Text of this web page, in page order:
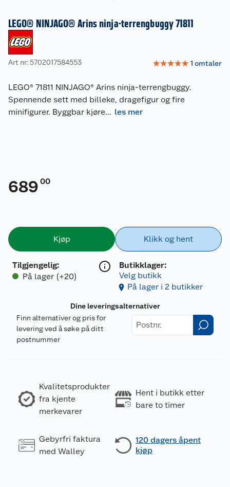
LEGO® NINJAGO® Arins ninja-terrengbuggy 71811
Art nr: 5702017584553 ☆☆☆☆☆ 1 omtaler
LEGO® 71811 NINJAGO® Arins ninja-terrengbuggy.
Spennende sett med billeke, dragefigur og fire
minifigurer. Byggbar kjøre... les mer
689 00
Kjøp
Tilgjengelig:
På lager (+20)
Klikk og hent
Butikklager:
Velg butikk
På lager i 2 butikker
Dine leveringsalternativer
Finn alternativer og pris for
levering ved å søke på ditt
postnummer
Kvalitetsprodukter
fra kjente
merkevarer
Hent i butikk etter
bare to timer
Gebyrfri faktura
med Walley
120 dagers åpent
kjøp